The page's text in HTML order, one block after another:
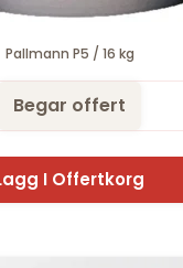
Pallmann P5 / 16 kg
Begar offert
I Offertkorg